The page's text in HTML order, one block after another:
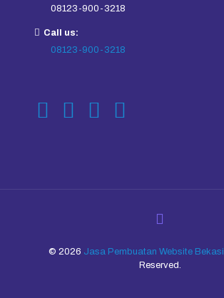
08123-900-3218
Call us:
08123-900-3218
© 2026 Jasa Pembuatan Website Bekasi
Reserved.